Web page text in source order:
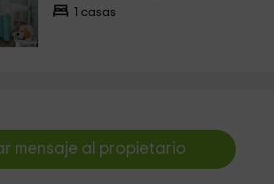
1 casas
mensaje al propietario